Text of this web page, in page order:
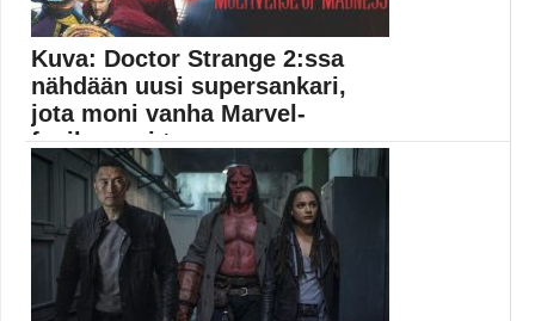
Kuva: Doctor Strange 2:ssa
nähdään uusi supersankari,
jota moni vanha Marvel-
fanikaan ei tunne
Huhujen mukaan toukokuussa ensi-iltansa saavassa
Doctor Strange in...
Doctor Strange